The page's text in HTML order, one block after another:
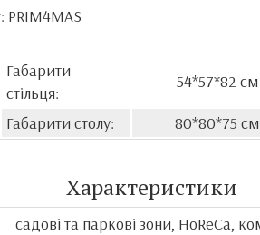
PRIM4MAS
Габарити
стільця:
54*57*82 см
Габарити столу:
80*80*75 см
Характеристики
садові та паркові зони, HoReCa,